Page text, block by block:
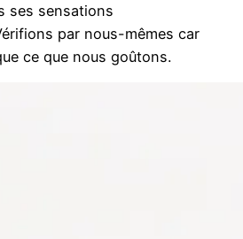
ses sensations
par nous-mêmes car
ce que nous goûtons.